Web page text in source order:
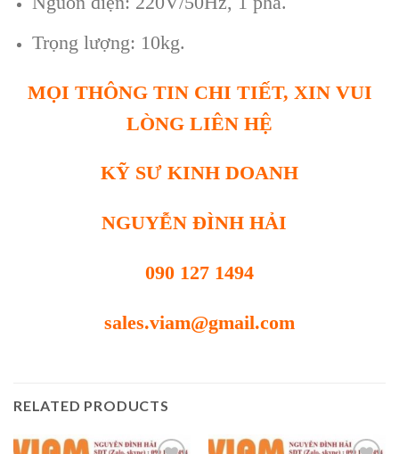
Trọng lượng: 10kg.
MỌI THÔNG TIN CHI TIẾT, XIN VUI
LÒNG LIÊN HỆ
KỸ SƯ KINH DOANH
NGUYỄN ĐÌNH HẢI
090 127 1494
sales.viam@gmail.com
RELATED PRODUCTS